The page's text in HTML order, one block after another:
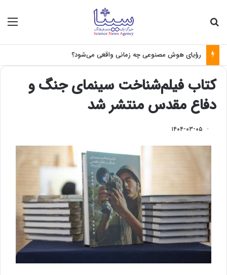
رؤیای هوش مصنوعی چه زمانی واقعی می‌شود؟
کتاب فیلم‌شناخت سینمای جنگ و
دفاع مقدس منتشر شد
۱۴۰۴-۰۳-۰۵